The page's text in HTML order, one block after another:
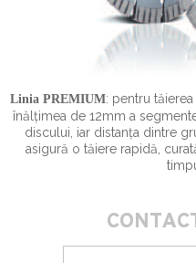
Linia PREMIUM: pentru
înălțimea de 12mm a
discului, iar distanța dintre
asigură o tăiere rapidă,